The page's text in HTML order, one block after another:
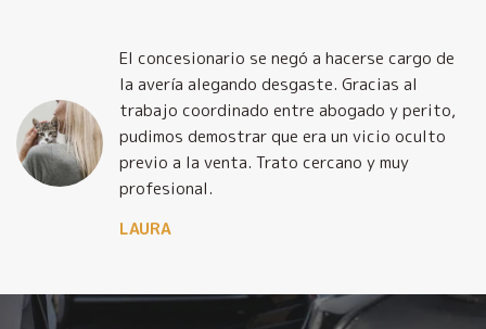
El concesionario se negó a hacerse cargo de
la avería alegando desgaste. Gracias al
trabajo coordinado entre abogado y perito,
pudimos demostrar que era un vicio oculto
previo a la venta. Trato cercano y muy
profesional.
LAURA